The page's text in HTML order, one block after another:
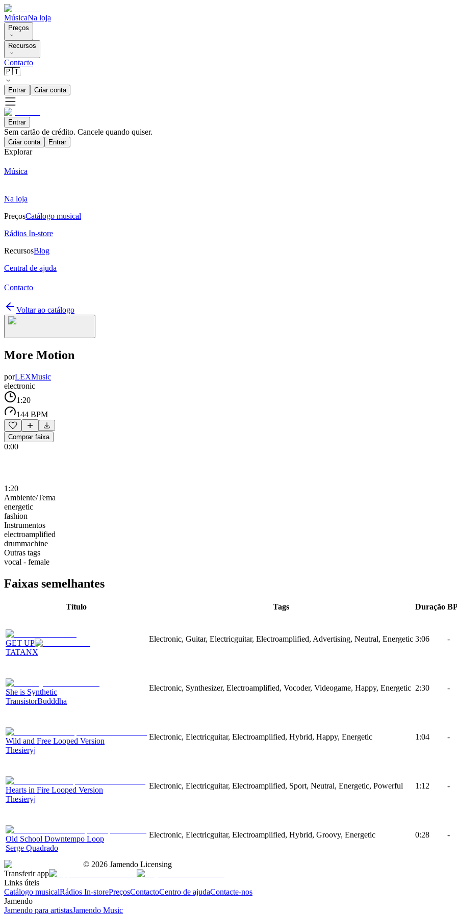
MúsicaNa loja
Preços
Recursos
Contacto
🇵🇹
Entrar Criar conta
Entrar
Sem cartão de crédito. Cancele quando quiser.
Criar conta Entrar
Explorar
Música
Na loja
PreçosCatálogo musical
Rádios In-store
RecursosBlog
Central de ajuda
Contacto
Voltar ao catálogo
More Motion
porLEXMusic
electronic
1:20
144 BPM
Comprar faixa
0:00
1:20
Ambiente/Tema
energetic
fashion
Instrumentos
electroamplified
drummachine
Outras tags
vocal - female
Faixas semelhantes
Título Tags Duração
GET UP
TATANX
Electronic, Guitar, Electricguitar, Electroamplified, Advertising, Neutral, Energetic 3:06 -
She is Synthetic
TransistorBudddha
Electronic, Synthesizer, Electroamplified, Vocoder, Videogame, Happy, Energetic 2:30 -
Wild and Free Looped Version
Thesieryj
Electronic, Electricguitar, Electroamplified, Hybrid, Happy, Energetic 1:04 -
Hearts in Fire Looped Version
Thesieryj
Electronic, Electricguitar, Electroamplified, Sport, Neutral, Energetic, Powerful 1:12 -
Old School Downtempo Loop
Serge Quadrado
Electronic, Electricguitar, Electroamplified, Hybrid, Groovy, Energetic 0:28 -
© 2026 Jamendo Licensing
Transferir app
Links úteis
Catálogo musicalRádios In-storePreçosContactoCentro de ajudaContacte-nos
Jamendo
Jamendo para artistasJamendo Music